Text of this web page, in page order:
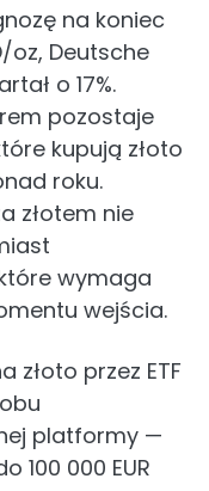
na koniec
oz, Deutsche
o 17%.
pozostaje
kupują złoto
roku.
złotem nie
wymaga
wejścia.
złoto przez ETF
platformy —
100 000 EUR